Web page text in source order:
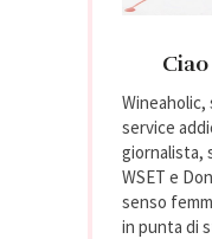
Wineaholic,
service
giornalista,
WSET e
senso
in punta di